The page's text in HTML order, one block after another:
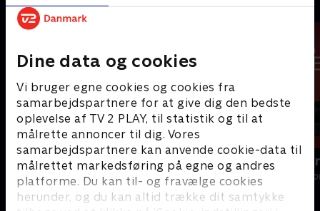
Dine data og cookies
Vi bruger egne cookies og cookies fra
samarbejdspartnere for at give dig den bedste
oplevelse af TV 2 PLAY, til statistik og til at
målrette annoncer til dig. Vores
samarbejdspartnere kan anvende cookie-data til
målrettet markedsføring på egne og andres
platforme. Du kan til- og fravælge cookies
herunder, og du kan altid trække dit samtykke
Årgang 0
Livsstil • 21 sæsoner
Årgang 0
Livsstil • 1